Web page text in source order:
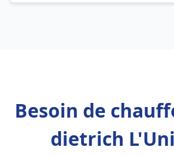
Besoin de
dietrich